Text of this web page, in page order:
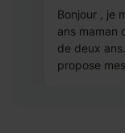
Bonjour , je
ans maman
de deux
propose